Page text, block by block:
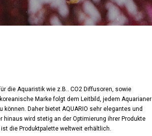
die Aquaristik wie z.B.. CO2 Diffusoren, sowie
Marke folgt dem Leitbild, jedem Aquarianer
Daher bietet AQUARIO sehr elegantes und
wird stetig an der Optimierung ihrer Produkte
die Produktpalette weltweit erhältlich.